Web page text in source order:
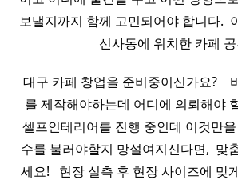
보낼지까지 함께 고민되어야 합니다.
신사동에 위치한 카페
대구 카페 창업을 준비중이신가요?
를 제작해야하는데 어디에 의뢰해야
셀프인테리어를 진행 중인데 이것만
수를 불러야할지 망설여지신다면, ​ 맞
세요! ​ ​ 현장 실측 후 현장 사이즈에 맞